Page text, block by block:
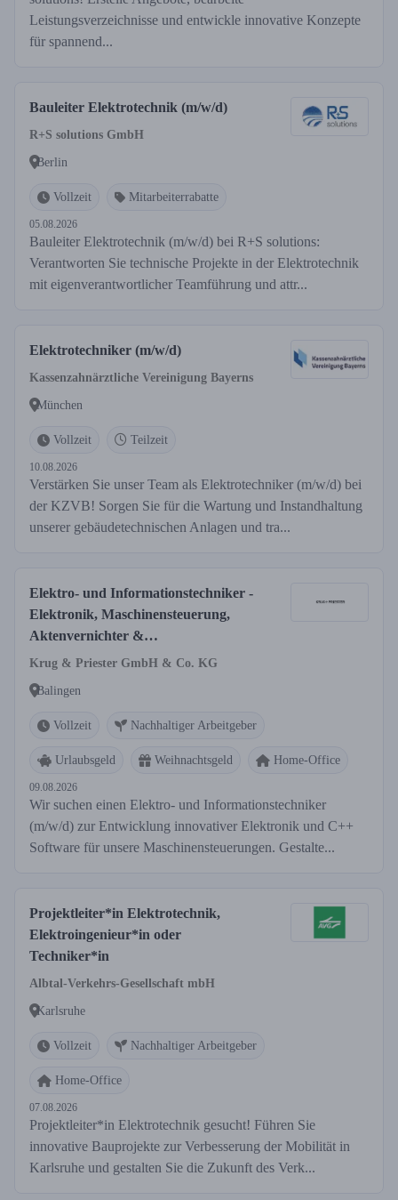
Leistungsverzeichnisse und entwickle innovative Konzepte
für spannend...
Bauleiter Elektrotechnik (m/w/d)
R+S solutions GmbH
Berlin
Vollzeit Mitarbeiterrabatte
05.08.2026
Bauleiter Elektrotechnik (m/w/d) bei R+S solutions:
Verantworten Sie technische Projekte in der Elektrotechnik
mit eigenverantwortlicher Teamführung und attr...
Elektrotechniker (m/w/d)
Kassenzahnärztliche Vereinigung Bayerns
München
Vollzeit Teilzeit
10.08.2026
Verstärken Sie unser Team als Elektrotechniker (m/w/d) bei
der KZVB! Sorgen Sie für die Wartung und Instandhaltung
unserer gebäudetechnischen Anlagen und tra...
Elektro- und Informationstechniker -
Elektronik, Maschinensteuerung,
Aktenvernichter &
Schneidemaschinen (m/w/d)
Krug & Priester GmbH & Co. KG
Balingen
Vollzeit Nachhaltiger Arbeitgeber
Urlaubsgeld Weihnachtsgeld Home-Office
09.08.2026
Wir suchen einen Elektro- und Informationstechniker
(m/w/d) zur Entwicklung innovativer Elektronik und C++
Software für unsere Maschinensteuerungen. Gestalte...
Projektleiter*in Elektrotechnik,
Elektroingenieur*in oder
Techniker*in
Albtal-Verkehrs-Gesellschaft mbH
Karlsruhe
Vollzeit Nachhaltiger Arbeitgeber
Home-Office
07.08.2026
Projektleiter*in Elektrotechnik gesucht! Führen Sie
innovative Bauprojekte zur Verbesserung der Mobilität in
Karlsruhe und gestalten Sie die Zukunft des Verk...